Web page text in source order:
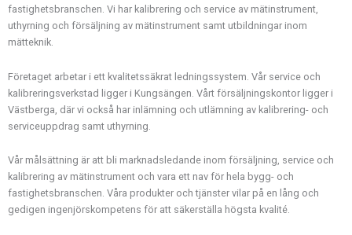
fastighetsbranschen. Vi har kalibrering och service av mätinstrument,
uthyrning och försäljning av mätinstrument samt utbildningar inom
mätteknik.
Företaget arbetar i ett kvalitetssäkrat ledningssystem. Vår service och
kalibreringsverkstad ligger i Kungsängen. Vårt försäljningskontor ligger i
Västberga, där vi också har inlämning och utlämning av kalibrering- och
serviceuppdrag samt uthyrning.
Vår målsättning är att bli marknadsledande inom försäljning, service och
kalibrering av mätinstrument och vara ett nav för hela bygg- och
fastighetsbranschen. Våra produkter och tjänster vilar på en lång och
gedigen ingenjörskompetens för att säkerställa högsta kvalité.